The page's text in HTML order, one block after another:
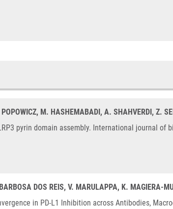
M. HASHEMABADI, A. SHAHVERDI, Z.
pyrin domain assembly. International journal of
DOS REIS, V. MARULAPPA, K. MAGIERA-
in PD-L1 Inhibition across Antibodies,